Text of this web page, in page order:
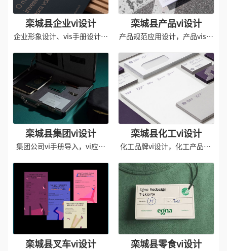
栾城县企业vi设计
企业形象设计、vis手册设计规
栾城县产品vi设计
产品规范应用设计，产品vis导
栾城县集团vi设计
集团公司vi手册导入，vi应用
栾城县化工vi设计
化工品牌vi设计，化工产品vis
栾城县叉车vi设计 栾城县零食vi设计